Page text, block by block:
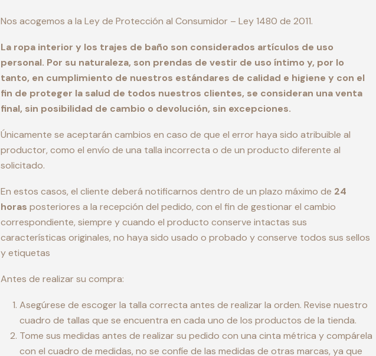
Nos acogemos a la Ley de Protección al Consumidor – Ley 1480 de 2011.
La ropa interior y los trajes de baño son considerados artículos de uso
personal. Por su naturaleza, son prendas de vestir de uso íntimo y, por lo
tanto, en cumplimiento de nuestros estándares de calidad e higiene y con el
fin de proteger la salud de todos nuestros clientes, se consideran una venta
final, sin posibilidad de cambio o devolución, sin excepciones.
Únicamente se aceptarán cambios en caso de que el error haya sido atribuible al
productor, como el envío de una talla incorrecta o de un producto diferente al
solicitado.
En estos casos, el cliente deberá notificarnos dentro de un plazo máximo de 24
horas posteriores a la recepción del pedido, con el fin de gestionar el cambio
correspondiente, siempre y cuando el producto conserve intactas sus
características originales, no haya sido usado o probado y conserve todos sus sellos
y etiquetas
Antes de realizar su compra:
Asegúrese de escoger la talla correcta antes de realizar la orden. Revise nuestro
cuadro de tallas que se encuentra en cada uno de los productos de la tienda.
Tome sus medidas antes de realizar su pedido con una cinta métrica y compárela
con el cuadro de medidas, no se confíe de las medidas de otras marcas, ya que